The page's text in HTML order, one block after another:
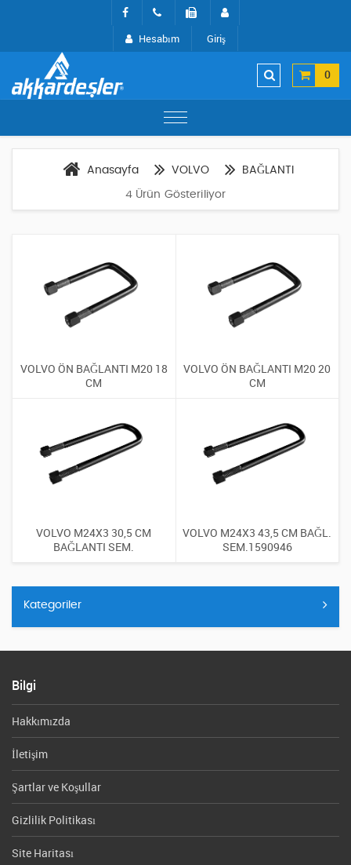
Hesabım Giriş
0
Anasayfa VOLVO BAĞLANTI
4 Ürün Gösteriliyor
VOLVO ÖN BAĞLANTI M20 18
CM
VOLVO ÖN BAĞLANTI M20 20
CM
VOLVO M24X3 30,5 CM
BAĞLANTI SEM.
VOLVO M24X3 43,5 CM BAĞL.
SEM.1590946
Kategoriler
Bilgi
Hakkımızda
İletişim
Şartlar ve Koşullar
Gizlilik Politikası
Site Haritası